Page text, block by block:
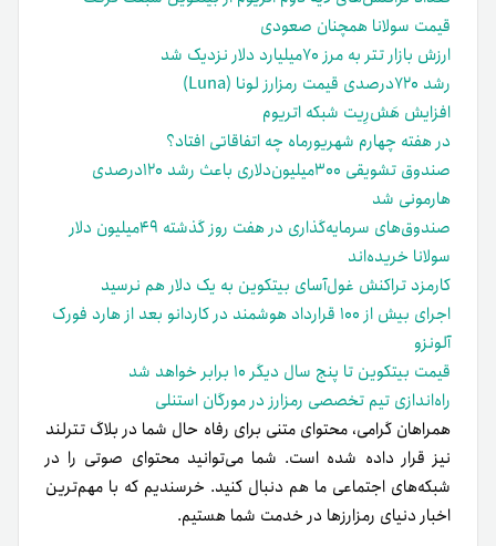
قیمت سولانا همچنان صعودی
ارزش بازار تتر به مرز ۷۰میلیارد دلار نزدیک شد
رشد ۷۲۰درصدی قیمت رمزارز لونا (Luna)
افزایش هَش‌رِیت شبکه اتریوم
در هفته چهارم شهریور‌ماه چه اتفاقاتی افتاد؟
صندوق تشویقی ۳۰۰‌میلیون‌دلاری باعث رشد ۱۲۰درصدی
هارمونی شد
صندوق‌های سرمایه‌گذاری در هفت روز گذشته ۴۹‌میلیون دلار
سولانا خریده‌اند
کارمزد تراکنش غول‌آسای بیتکوین به یک دلار هم نرسید
اجرای بیش از ۱۰۰ قرارداد هوشمند در کاردانو بعد از هارد فورک
آلونزو
قیمت بیتکوین تا پنج سال دیگر ۱۰ برابر خواهد شد
راه‌اندازی تیم تخصصی رمزارز در مورگان استنلی
همراهان گرامی، محتوای متنی برای رفاه حال شما در بلاگ تترلند
نیز قرار داده شده است. شما می‌توانید محتوای صوتی را در
شبکه‌های اجتماعی ما هم دنبال کنید. خرسندیم که با مهم‌ترین
اخبار دنیای رمزارزها در خدمت شما هستیم.